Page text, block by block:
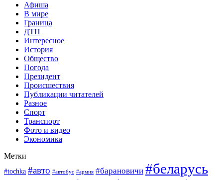
Афиша
В мире
Граница
ДТП
Интересное
История
Общество
Погода
Президент
Происшествия
Публикации читателей
Разное
Спорт
Транспорт
Фото и видео
Экономика
Метки
#tochka #авто #автобус #армия #барановичи #беларусь